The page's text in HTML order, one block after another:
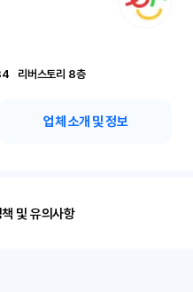
경기 성남시 수정구 위례서로 34	리버스토리 8층
업체 소개 및 정보
및 유의사항